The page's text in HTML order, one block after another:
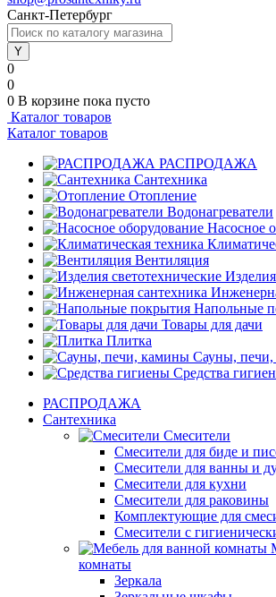
Санкт-Петербург
0
0
0 В корзине пока пусто
Каталог товаров
Каталог товаров
РАСПРОДАЖА
Сантехника
Отопление
Водонагреватели
Насосное
Вентиляция
Напольные
Товары для дачи
Плитка
Сауны,
Средства
РАСПРОДАЖА
Сантехника
Смесители
Смесители для биде и
Смесители для ванны и
Смесители для кухни
Смесители для раковины
Комплектующие для
Смесители с
комнаты
Зеркала